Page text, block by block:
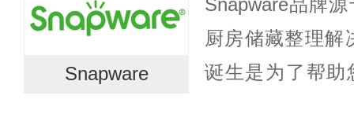
更大的拓展，美
Snapware
Snapware品牌
厨房储藏整理解
诞生是为了帮助